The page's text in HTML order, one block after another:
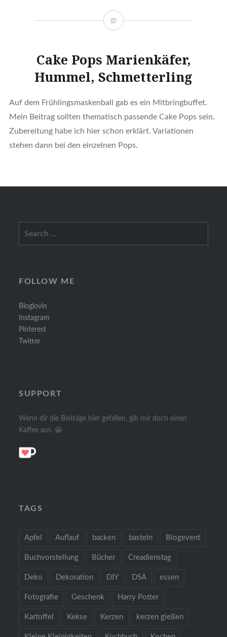
Cake Pops Marienkäfer,
Hummel, Schmetterling
Auf dem Frühlingsmaskenball gab es ein Mitbringbuffet.
Mein Beitrag sollten thematisch passende Cake Pops sein.
Zubereitung habe ich hier schon erklärt. Variationen
stehen dann bei den einzelnen Pops.
FOLLOW ME
Bloglovin
Instagram
Pinterest
Twitter
SUPPORT
Wenn dir die Beiträge hier gefallen, gib mir doch einen
Kaffee aus. 😀
TAGS
Apfel Auflauf backen basteln Blogevent
Buchvorstellung Bücher Creadienstag
Deko Dekoration DIY DSA essen
Fotografie Geschenk Harry Potter
Kartoffel Kekse Kerzen kerzen gießen